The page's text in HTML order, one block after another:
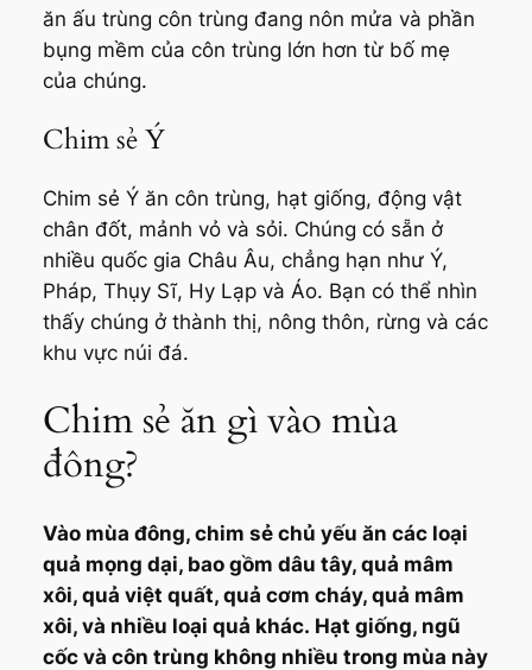
ăn ấu trùng côn trùng đang nôn mửa và phần
bụng mềm của côn trùng lớn hơn từ bố mẹ
của chúng.
Chim sẻ Ý
Chim sẻ Ý ăn côn trùng, hạt giống, động vật
chân đốt, mảnh vỏ và sỏi. Chúng có sẵn ở
nhiều quốc gia Châu Âu, chẳng hạn như Ý,
Pháp, Thụy Sĩ, Hy Lạp và Áo. Bạn có thể nhìn
thấy chúng ở thành thị, nông thôn, rừng và các
khu vực núi đá.
Chim sẻ ăn gì vào mùa
đông?
Vào mùa đông, chim sẻ chủ yếu ăn các loại
quả mọng dại, bao gồm dâu tây, quả mâm
xôi, quả việt quất, quả cơm cháy, quả mâm
xôi, và nhiều loại quả khác. Hạt giống, ngũ
cốc và côn trùng không nhiều trong mùa này